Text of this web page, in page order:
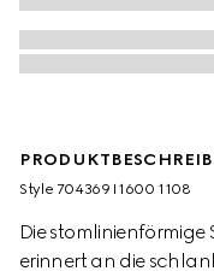
Style ‎704369 I1600 1108
Die
erinnert an die